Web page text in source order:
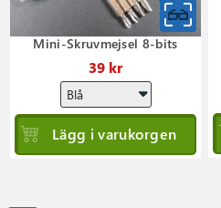
Mini-Skruvmejsel 8-bits
39 kr
Lägg i varukorgen